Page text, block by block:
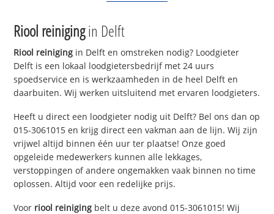
Riool reinigingin Delft
Riool reiniging in Delft en omstreken nodig? Loodgieter
Delft is een lokaal loodgietersbedrijf met 24 uurs
spoedservice en is werkzaamheden in de heel Delft en
daarbuiten. Wij werken uitsluitend met ervaren loodgieters.
Heeft u direct een loodgieter nodig uit Delft? Bel ons dan op
015-3061015 en krijg direct een vakman aan de lijn. Wij zijn
vrijwel altijd binnen één uur ter plaatse! Onze goed
opgeleide medewerkers kunnen alle lekkages,
verstoppingen of andere ongemakken vaak binnen no time
oplossen. Altijd voor een redelijke prijs.
Voor riool reiniging belt u deze avond 015-3061015! Wij